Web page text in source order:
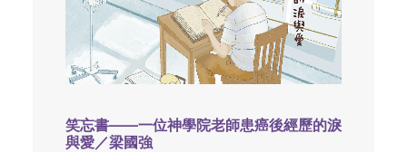
笑忘書——一位神學院老師患癌後經歷的淚
與愛／梁國強